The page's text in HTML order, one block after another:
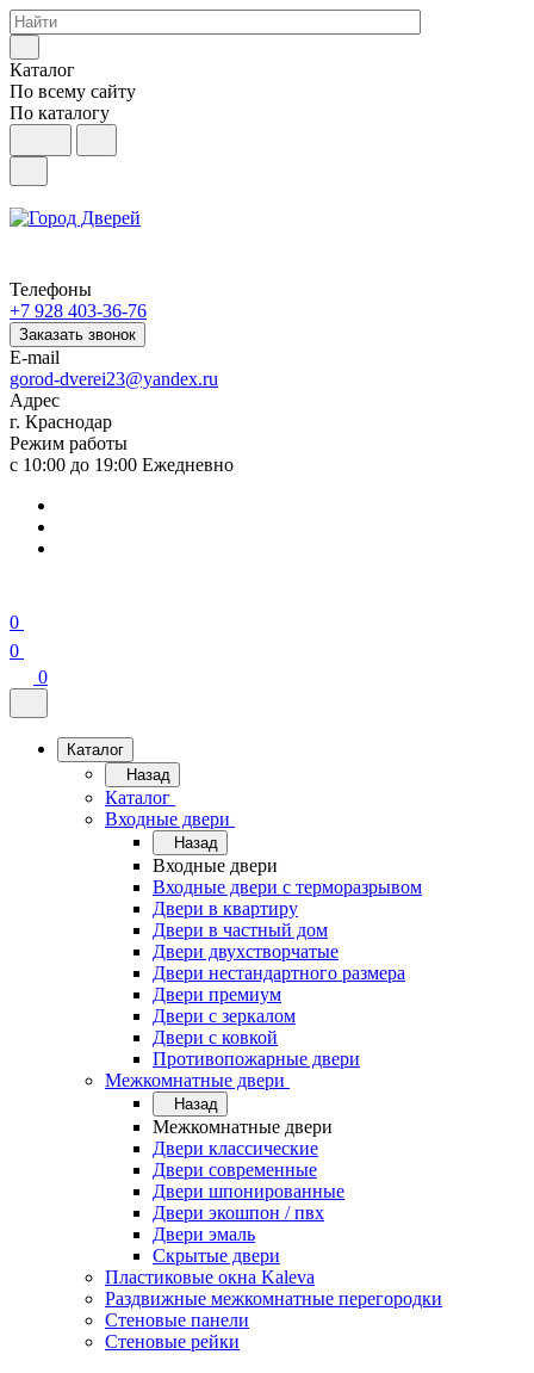
Каталог
По всему сайту
По каталогу
Телефоны
+7 928 403-36-76
Заказать звонок
E-mail
gorod-dverei23@yandex.ru
Адрес
г. Краснодар
Режим работы
с 10:00 до 19:00 Ежедневно
0
0
0
Каталог
Назад
Каталог
Входные двери
Назад
Входные двери
Входные двери с терморазрывом
Двери в квартиру
Двери в частный дом
Двери двухстворчатые
Двери нестандартного размера
Двери премиум
Двери с зеркалом
Двери с ковкой
Противопожарные двери
Межкомнатные двери
Назад
Межкомнатные двери
Двери классические
Двери современные
Двери шпонированные
Двери экошпон / пвх
Двери эмаль
Скрытые двери
Пластиковые окна Kaleva
Раздвижные межкомнатные перегородки
Стеновые панели
Стеновые рейки